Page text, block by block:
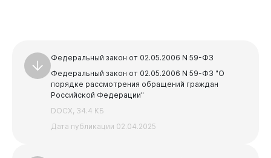
Федеральный закон от 02.05.2006 N 59-ФЗ
Федеральный закон от 02.05.2006 N 59-ФЗ "О
порядке рассмотрения обращений граждан
Российской Федерации"
DOCX, 34.4 КБ
Дата публикации 02.04.2025